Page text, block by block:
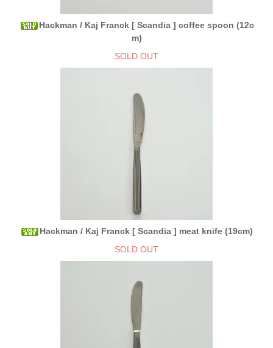
Hackman / Kaj Franck [ Scandia ] coffee spoon (12c
m)
SOLD OUT
Hackman / Kaj Franck [ Scandia ] meat knife (19cm)
SOLD OUT